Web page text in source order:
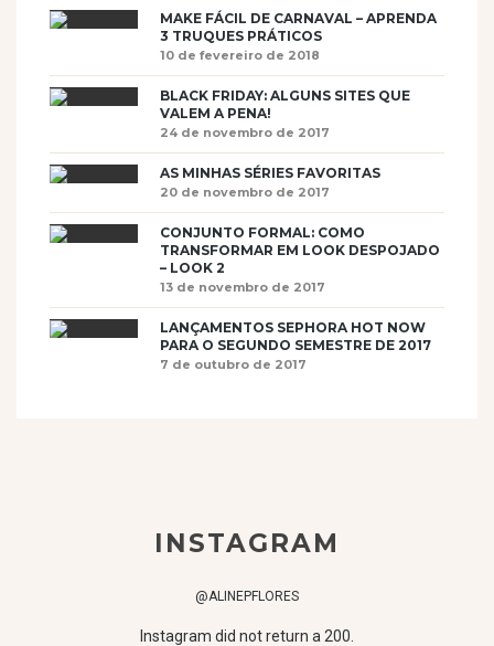
MAKE FÁCIL DE CARNAVAL – APRENDA
3 TRUQUES PRÁTICOS
10 de fevereiro de 2018
BLACK FRIDAY: ALGUNS SITES QUE
VALEM A PENA!
24 de novembro de 2017
AS MINHAS SÉRIES FAVORITAS
20 de novembro de 2017
CONJUNTO FORMAL: COMO
TRANSFORMAR EM LOOK DESPOJADO
– LOOK 2
13 de novembro de 2017
LANÇAMENTOS SEPHORA HOT NOW
PARA O SEGUNDO SEMESTRE DE 2017
7 de outubro de 2017
INSTAGRAM
Instagram did not return a 200.
@ALINEPFLORES